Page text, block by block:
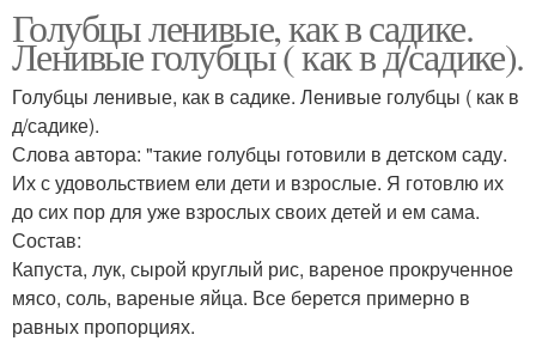
Голубцы по госту
Голубцы ленивые, как в садике.
Ленивые голубцы ( как в д/садике).
Голубцы ленивые, как в садике. Ленивые голубцы ( как в
д/садике).
Слова автора: "такие голубцы готовили в детском саду.
Их с удовольствием ели дети и взрослые. Я готовлю их
до сих пор для уже взрослых своих детей и ем сама.
Состав:
Капуста, лук, сырой круглый рис, вареное прокрученное
мясо, соль, вареные яйца. Все берется примерно в
равных пропорциях.